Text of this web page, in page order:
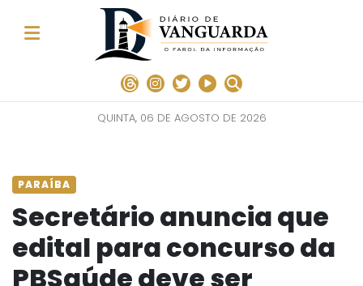
QUINTA, 06 DE AGOSTO DE 2026
PARAÍBA
Secretário anuncia que
edital para concurso da
PBSaúde deve ser